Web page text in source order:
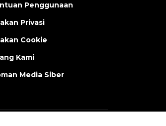
Penggunaan
Privasi
Cookie
Kami
Media Siber